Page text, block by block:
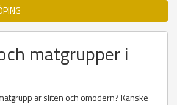
matgrupper i
är sliten och omodern? Kanske